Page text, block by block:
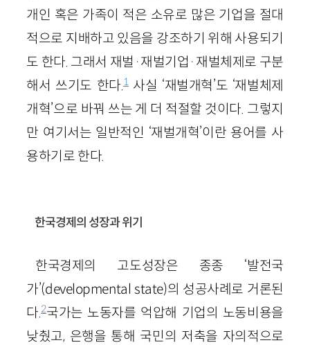
개인 혹은 가족이 적은 소유로 많은 기업을 절대
적으로 지배하고 있음을 강조하기 위해 사용되기
도 한다. 그래서 재벌·재벌기업·재벌체제로 구분
해서 쓰기도 한다.1사실 ‘재벌개혁’도 ‘재벌체제
개혁’으로 바꿔 쓰는 게 더 적절할 것이다. 그렇지
만 여기서는 일반적인 ‘재벌개혁’이란 용어를 사
용하기로 한다.
한국경제의 성장과 위기
한국경제의 고도성장은 종종 ‘발전국
가’(developmental state)의 성공사례로 거론된
다.2국가는 노동자를 억압해 기업의 노동비용을
낮췄고, 은행을 통해 국민의 저축을 자의적으로